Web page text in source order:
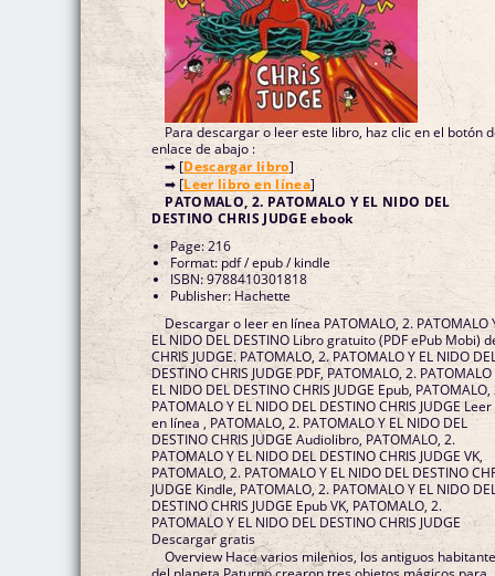
Para descargar o leer este libro, haz clic en el botón
enlace de abajo :
➡ [Descargar libro]
➡ [Leer libro en línea]
PATOMALO, 2. PATOMALO Y EL NIDO DEL
DESTINO CHRIS JUDGE ebook
Page: 216
Format: pdf / epub / kindle
ISBN: 9788410301818
Publisher: Hachette
Descargar o leer en línea PATOMALO, 2. PATOMALO
EL NIDO DEL DESTINO Libro gratuito (PDF ePub Mobi)
CHRIS JUDGE. PATOMALO, 2. PATOMALO Y EL NIDO
DESTINO CHRIS JUDGE PDF, PATOMALO, 2. PATOMALO
EL NIDO DEL DESTINO CHRIS JUDGE Epub, PATOMALO,
PATOMALO Y EL NIDO DEL DESTINO CHRIS JUDGE Leer
en línea , PATOMALO, 2. PATOMALO Y EL NIDO DEL
DESTINO CHRIS JUDGE Audiolibro, PATOMALO, 2.
PATOMALO Y EL NIDO DEL DESTINO CHRIS JUDGE VK,
PATOMALO, 2. PATOMALO Y EL NIDO DEL DESTINO
JUDGE Kindle, PATOMALO, 2. PATOMALO Y EL NIDO
DESTINO CHRIS JUDGE Epub VK, PATOMALO, 2.
PATOMALO Y EL NIDO DEL DESTINO CHRIS JUDGE
Descargar gratis
Overview Hace varios milenios, los antiguos